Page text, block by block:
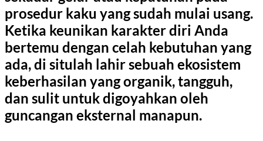
prosedur kaku yang sudah mulai usang.
Ketika keunikan karakter diri Anda
bertemu dengan celah kebutuhan yang
ada, di situlah lahir sebuah ekosistem
keberhasilan yang organik, tangguh,
dan sulit untuk digoyahkan oleh
guncangan eksternal manapun.